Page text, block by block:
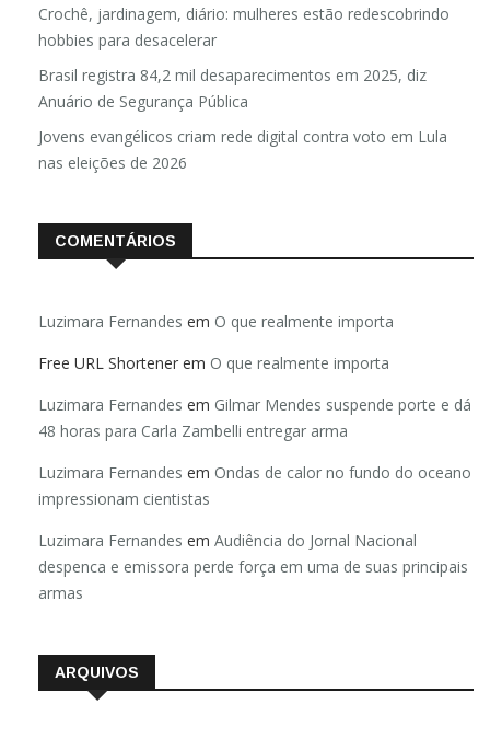
Crochê, jardinagem, diário: mulheres estão redescobrindo
hobbies para desacelerar
Brasil registra 84,2 mil desaparecimentos em 2025, diz
Anuário de Segurança Pública
Jovens evangélicos criam rede digital contra voto em Lula
nas eleições de 2026
COMENTÁRIOS
Luzimara Fernandes em O que realmente importa
Free URL Shortener em O que realmente importa
Luzimara Fernandes em Gilmar Mendes suspende porte e dá
48 horas para Carla Zambelli entregar arma
Luzimara Fernandes em Ondas de calor no fundo do oceano
impressionam cientistas
Luzimara Fernandes em Audiência do Jornal Nacional
despenca e emissora perde força em uma de suas principais
armas
ARQUIVOS